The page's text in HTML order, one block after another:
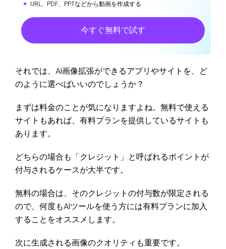
URL、PDF、PPTなどから動画を作成する
今すぐ無料で試す
それでは、AI画像拡張ができるアプリやサイトを、ど
のように選べばいいのでしょうか？
まずは料金のことが気になりますよね。無料で使える
サイトもあれば、有料プランを提供しているサイトも
あります。
どちらの場合も「クレジット」と呼ばれるポイントが
付与されるケースが大半です。
無料の場合は、そのクレジットの付与数が限定される
ので、何度もAIツールを使う方には有料プランに加入
することをオススメします。
次に生成される画像のクオリティも重要です。